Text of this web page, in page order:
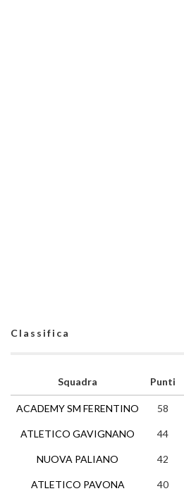
Classifica
Squadra
ACADEMY SM FERENTINO
ATLETICO GAVIGNANO
NUOVA PALIANO
ATLETICO PAVONA
Punti
58
44
42
40